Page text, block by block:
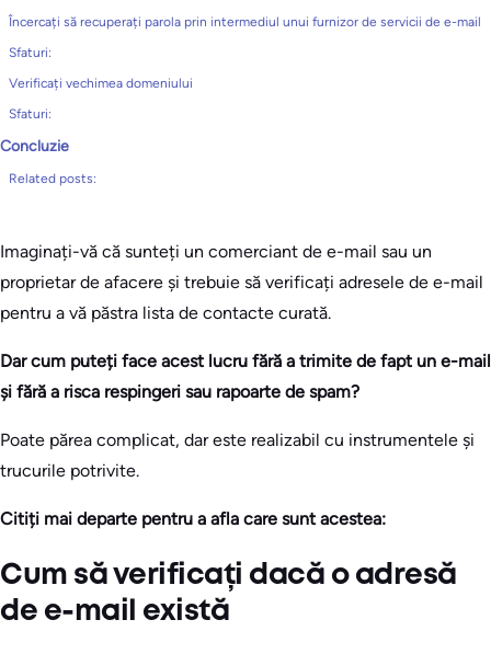
Încercați să recuperați parola prin intermediul unui furnizor de servicii de e-mail
Sfaturi:
Verificați vechimea domeniului
Sfaturi:
Concluzie
Related posts:
Imaginați-vă că sunteți un comerciant de e-mail sau un
proprietar de afacere și trebuie să verificați adresele de e-mail
pentru a vă păstra lista de contacte curată.
Dar cum puteți face acest lucru fără a trimite de fapt un e-mail
și fără a risca respingeri sau rapoarte de spam?
Poate părea complicat, dar este realizabil cu instrumentele și
trucurile potrivite.
Citiți mai departe pentru a afla care sunt acestea:
Cum să verificați dacă o adresă
de e-mail există